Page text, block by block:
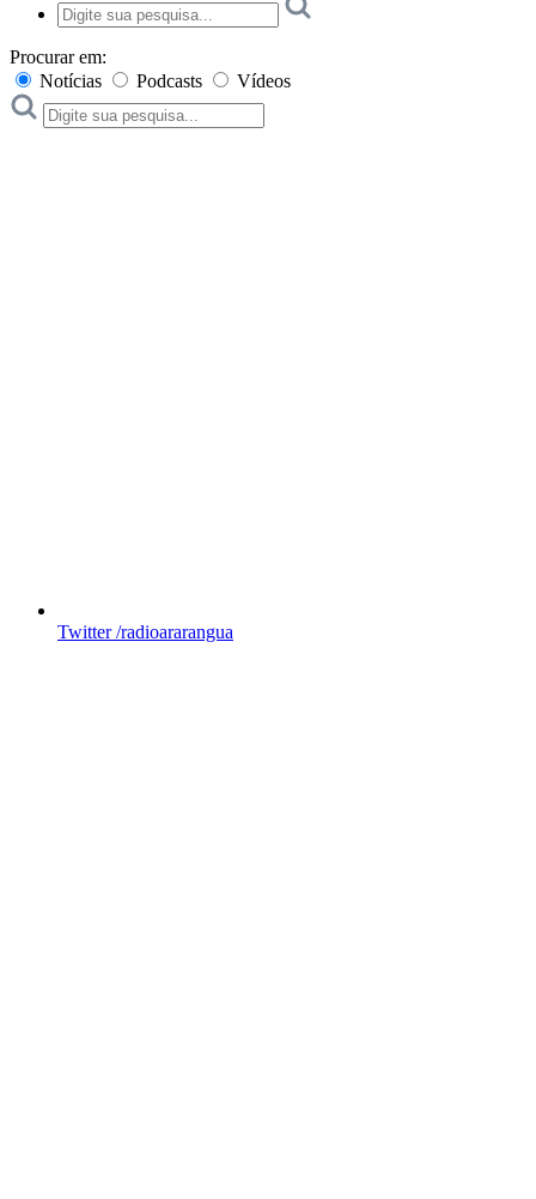
Procurar em:
Notícias
Podcasts Vídeos
Twitter /radioararangua